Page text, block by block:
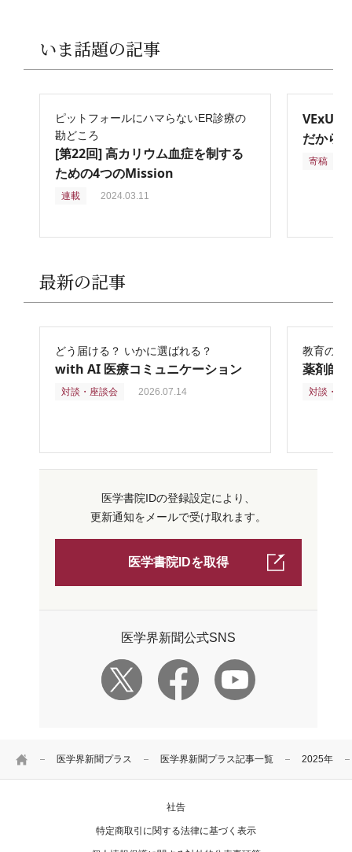
HOME 医学界新聞プラス 医学界新聞プラス記事一覧 2025年
いま話題の記事
ピットフォールにハマらないER診療の
勘どころ
[第22回] 高カリウム血症を制する
ための4つのMission
連載 2024.03.11
VExUS
だから
寄稿
最新の記事
どう届ける？ いかに選ばれる？
with AI 医療コミュニケーション
対談・座談会 2026.07.14
教育の再
薬剤師
対談・座
医学書院IDの登録設定により、
更新通知をメールで受け取れます。
医学書院IDを取得
医学界新聞公式SNS
社告
特定商取引に関する法律に基づく表示